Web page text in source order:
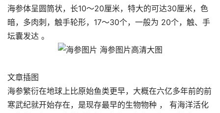
海参体呈圆筒状，长10～20厘米，特大的可达30厘米，色
暗，多肉刺，触手轮形，17～30个，一般为 20个，触、手
坛囊发达 。
文章插图
海参繁衍在地球上比原始鱼类更早，大概在六亿多年前的前
寒武纪就开始存在，是现存最早的生物物种 ， 有海洋活化